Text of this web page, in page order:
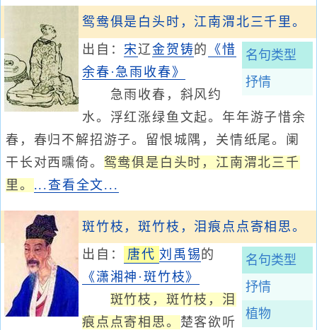
鸳鸯俱是白头时，江南渭北三千里。
名句类型
抒情
出自：宋辽金贺铸的 《惜
余春·急雨收春》
急雨收春，斜风约
水。浮红涨绿鱼文起。年年游子惜余
春，春归不解招游子。留恨城隅，关情纸尾。阑
干长对西曛倚。 鸳鸯俱是白头时，江南渭北三千
里。 ...查看全文...
斑竹枝，斑竹枝，泪痕点点寄相思。
名句类型
抒情
植物
出自： 唐代 刘禹锡 的
《潇湘神·斑竹枝》
斑竹枝，斑竹枝，泪
痕点点寄相思。 楚客欲听